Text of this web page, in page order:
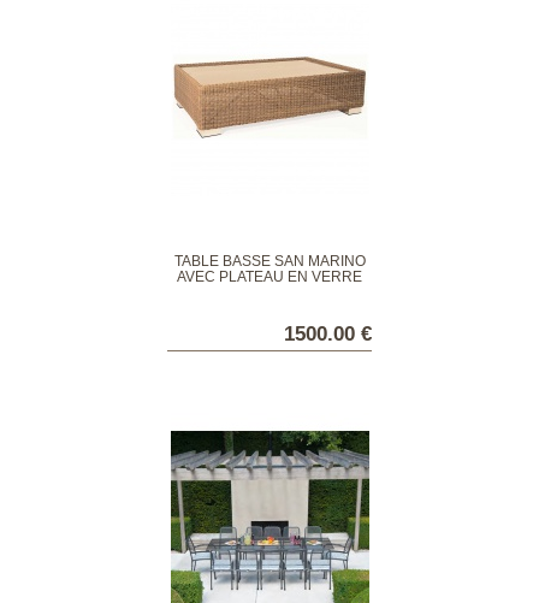
TABLE BASSE SAN MARINO
AVEC PLATEAU EN VERRE
1500.00 €